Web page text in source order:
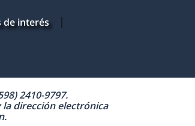
de interés
2410-9797.
dirección electrónica